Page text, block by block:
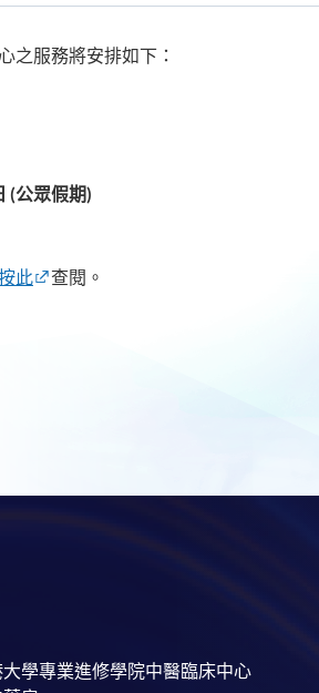
之服務將安排如下：
(公眾假期)
此 查閱。
學專業進修學院中醫臨床中心